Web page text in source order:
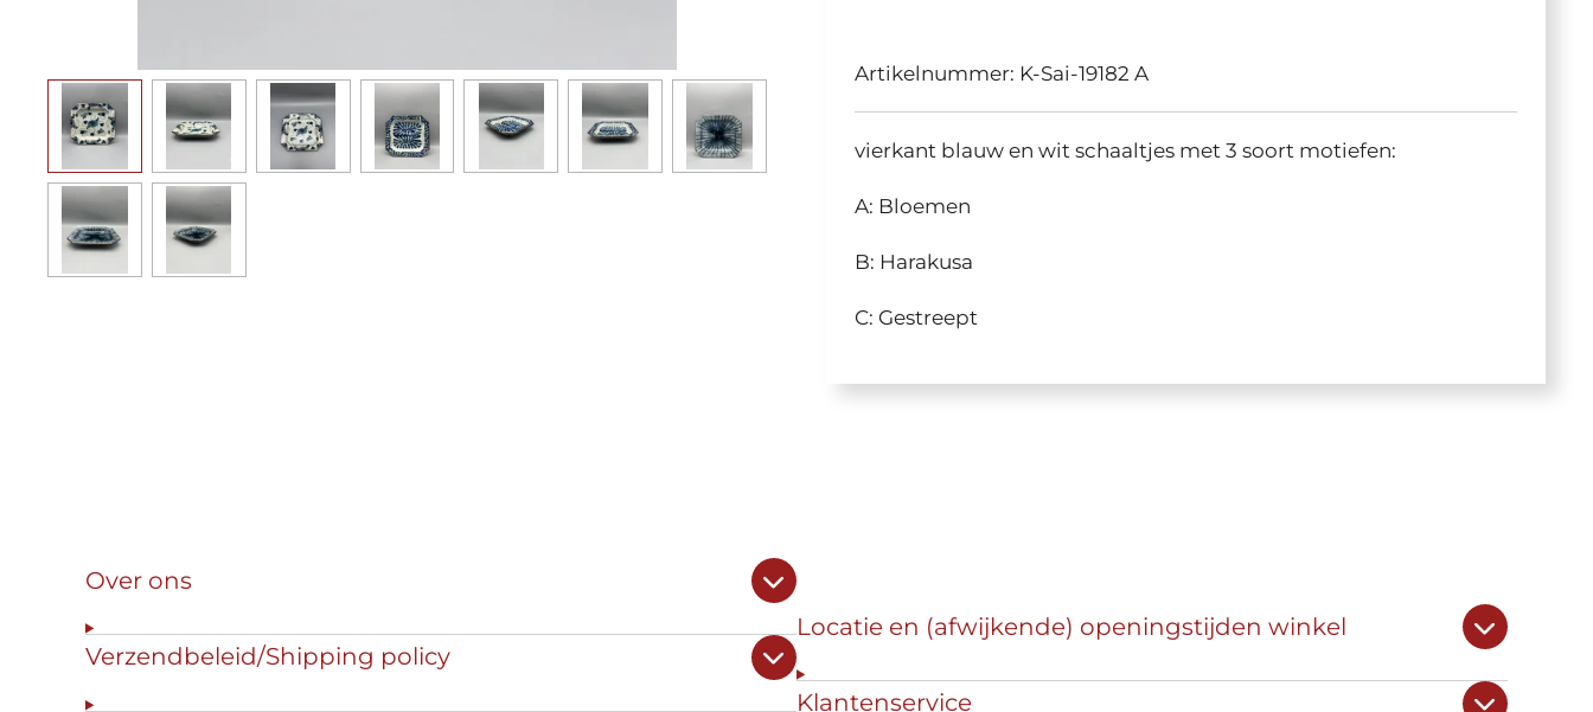
Artikelnummer: K-Sai-19182 A
vierkant blauw en wit schaaltjes met 3 soort motiefen:
A: Bloemen
B: Harakusa
C: Gestreept
Over ons
Verzendbeleid/Shipping policy
Locatie en (afwijkende) openingstijden winkel
Klantenservice